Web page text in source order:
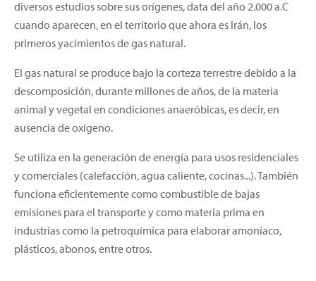
diversos estudios sobre sus orígenes, data del año 2.000 a.C
cuando aparecen, en el territorio que ahora es Irán, los
primeros yacimientos de gas natural.
El gas natural se produce bajo la corteza terrestre debido a la
descomposición, durante millones de años, de la materia
animal y vegetal en condiciones anaeróbicas, es decir, en
ausencia de oxígeno.
Se utiliza en la generación de energía para usos residenciales
y comerciales (calefacción, agua caliente, cocinas...). También
funciona eficientemente como combustible de bajas
emisiones para el transporte y como materia prima en
industrias como la petroquímica para elaborar amoníaco,
plásticos, abonos, entre otros.